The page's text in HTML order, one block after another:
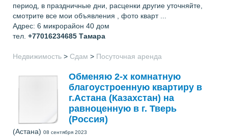
период, в праздничные дни, расценки другие уточняйте,
смотрите все мои объявления , фото кварт ...
Адрес: 6 микрорайон 40 дом
тел. +77016234685 Тамара
Недвижимость > Сдам > Посуточная аренда
Обменяю 2-х комнатную
благоустроенную квартиру в
г.Астана (Казахстан) на
равноценную в г. Тверь
(Россия)
(Астана) 08 сентября 2023